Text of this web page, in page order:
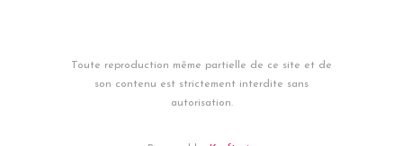
Toute reproduction même partielle de ce site et de
son contenu est strictement interdite sans
autorisation.